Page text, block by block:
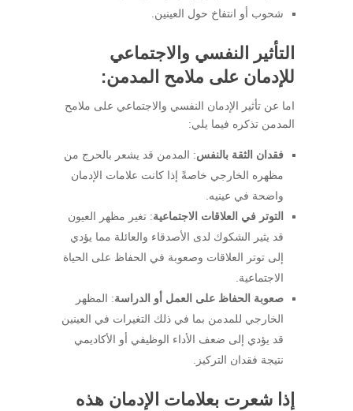
شحوب أو انتفاخ حول العينين.
التأثير النفسي والاجتماعي
للإدمان على ملامح المدمن:
اما عن تأثير الإدمان النفسي والاجتماعي على ملامح
المدمن تذكره فيما يلي:
فقدان الثقة بالنفس: المدمن قد يشعر بالحرج من
مظهره الخارجي خاصةً إذا كانت علامات الإدمان
واضحة في عينيه.
التوتر في العلاقات الاجتماعية: تغير مظهر العيون
قد يثير الشكوك لدى الأصدقاء والعائلة مما يؤدي
إلى توتر العلاقات وصعوبة في الحفاظ على الحياة
الاجتماعية.
صعوبة الحفاظ على العمل أو الدراسة: المظهر
الخارجي للمدمن بما في ذلك التغيرات في العينين
قد يؤدي إلى ضعف الأداء الوظيفي أو الأكاديمي
نتيجة فقدان التركيز.
إذا شعرت بعلامات الإدمان هذه